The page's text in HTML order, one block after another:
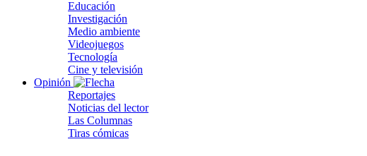
Educación
Investigación
Medio ambiente
Videojuegos
Tecnología
Cine y televisión
Opinión
Reportajes
Noticias del lector
Las Columnas
Tiras cómicas